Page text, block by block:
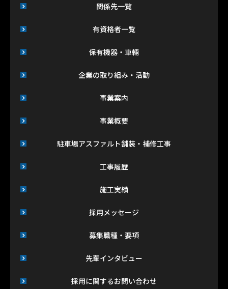
関係先一覧
有資格者一覧
保有機器・車輛
企業の取り組み・活動
事業案内
事業概要
駐車場アスファルト舗装・補修工事
工事履歴
施工実績
採用メッセージ
募集職種・要項
先輩インタビュー
採用に関するお問い合わせ